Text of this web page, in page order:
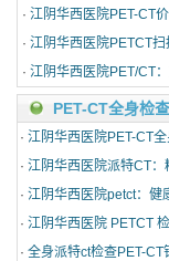
· 江阴华西医院PET-CT
· 江阴华西医院PETCT扫
· 江阴华西医院PET/CT
PET-CT全身检查
· 江阴华西医院PET-CT
· 江阴华西医院派特CT：
· 江阴华西医院petct：健
· 江阴华西医院 PETCT 检
· 全身派特ct检查PET-CT